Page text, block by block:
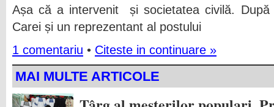
Așa că a intervenit și societatea civilă.
Carei și un reprezentant al postului
1 comentariu • Citeste in continuare »
MAI MULTE ARTICOLE